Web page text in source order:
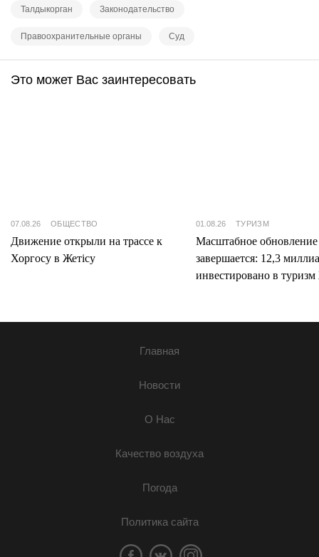
Талдыкорган Законодательство
Правоохранительные органы Суд
Это может Вас заинтересовать
07.08.26 ОБЩЕСТВО
Движение открыли на трассе к
Хоргосу в Жетісу
01.08.26 ТУРИЗМ
Масштабное
завершается: 12,3
инвестировано в туризм
Главная
Новости
О Нас
Качество воздуха
Погода
Политика сайта